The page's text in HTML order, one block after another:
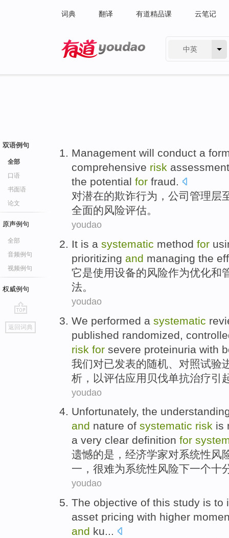
词典 翻译 有道精品课 云笔记
中英
双语例句
全部
口语
书面语
论文
原声例句
全部
音频例句
视频例句
权威例句
go
top
返回词典
Management will conduct a
comprehensive risk assessment
the potential for fraud.
对潜在的欺诈行为 ， 公司 管理层
全面的风险评估。
youdao
It is a systematic method for
prioritizing and managing the
它是使用设备的风险作为优化和
法。
youdao
We performed a systematic
published randomized
risk for severe proteinuria with
我们对已发表的随机 对照试验
析 ， 以评估应用 贝伐单抗治疗引
youdao
Unfortunately, the
and nature of systematic risk is
a very clear definition for
遗憾的是， 经济学家对系统性风
一 ， 很难为系统性风险下一个十
youdao
The objective of this study is to
asset pricing with higher
and ku...